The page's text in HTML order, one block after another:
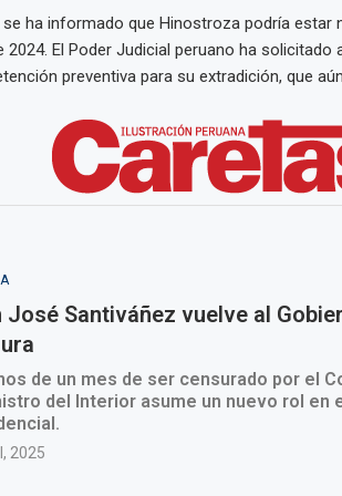
ha informado que Hinostroza podría estar
2024. El Poder Judicial peruano ha solicitado
preventiva para su extradición, que